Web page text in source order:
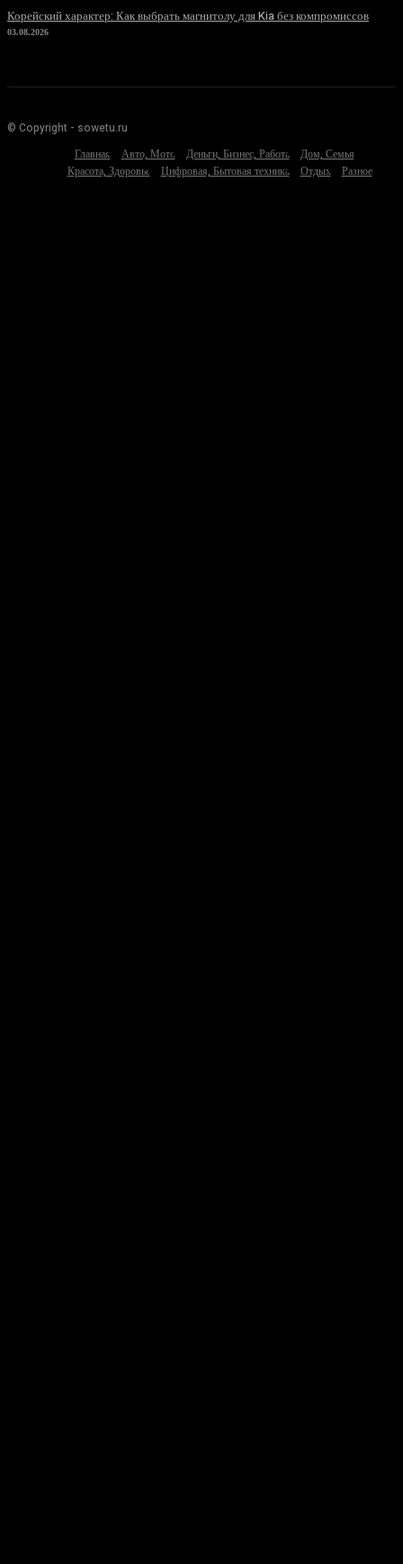
Корейский характер: Как выбрать магнитолу для Kia без компромиссов
03.08.2026
© Copyright - sowetu.ru
Главная
Авто, Мото Деньги, Бизнес, Работа
Дом, Семья
Красота, Здоровье
Цифровая, Бытовая техника Отдых Разное